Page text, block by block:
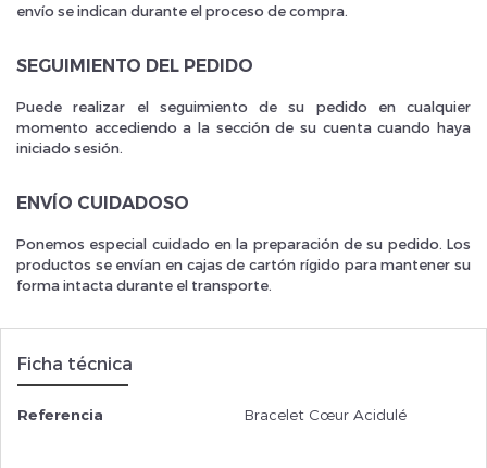
envío se indican durante el proceso de compra.
SEGUIMIENTO DEL PEDIDO
Puede realizar el seguimiento de su pedido en cualquier
momento accediendo a la sección de su cuenta cuando haya
iniciado sesión.
ENVÍO CUIDADOSO
Ponemos especial cuidado en la preparación de su pedido. Los
productos se envían en cajas de cartón rígido para mantener su
forma intacta durante el transporte.
Ficha técnica
Referencia Bracelet Cœur Acidulé